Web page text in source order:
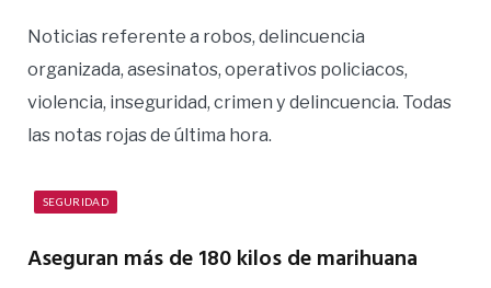
Noticias referente a robos, delincuencia
organizada, asesinatos, operativos policiacos,
violencia, inseguridad, crimen y delincuencia. Todas
las notas rojas de última hora.
SEGURIDAD
Aseguran más de 180 kilos de marihuana